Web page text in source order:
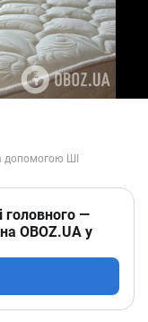
головного —
OBOZ.UA у